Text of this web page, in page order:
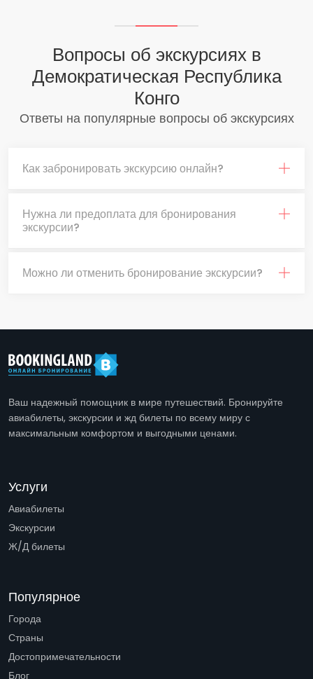
Вопросы об экскурсиях в
Демократическая Республика
Конго
Ответы на популярные вопросы об экскурсиях
Как забронировать экскурсию онлайн?
Нужна ли предоплата для бронирования
экскурсии?
Можно ли отменить бронирование экскурсии?
Ваш надежный помощник в мире путешествий. Бронируйте
авиабилеты, экскурсии и жд билеты по всему миру с
максимальным комфортом и выгодными ценами.
Услуги
Авиабилеты
Экскурсии
Ж/Д билеты
Популярное
Города
Страны
Достопримечательности
Блог